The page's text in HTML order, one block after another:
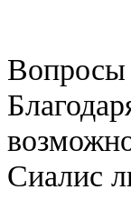
Вопросы
Сиалис